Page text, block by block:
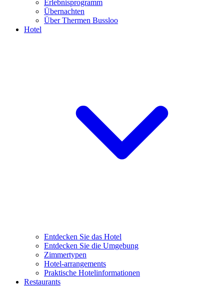
Erlebnisprogramm
Übernachten
Über Thermen Bussloo
Hotel
Entdecken Sie das Hotel
Entdecken Sie die Umgebung
Zimmertypen
Hotel-arrangements
Praktische Hotelinformationen
Restaurants